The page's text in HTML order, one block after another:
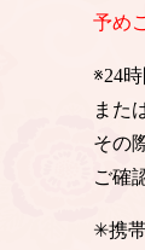
予め
※24
また
その
ご確
✳︎携